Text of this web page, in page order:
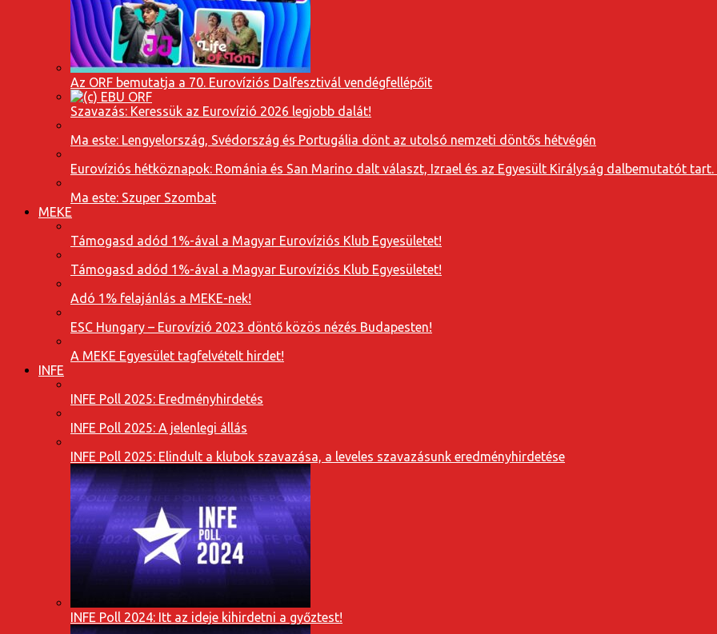
Az ORF bemutatja a 70. Eurovíziós Dalfesztivál vendégfellépőit
Szavazás: Keressük az Eurovízió 2026 legjobb dalát!
Ma este: Lengyelország, Svédország és Portugália dönt az utolsó nemzeti döntős hétvégén
Eurovíziós hétköznapok: Románia és San Marino dalt választ, Izrael és az Egyesült Királyság dalbemutatót tart.
Ma este: Szuper Szombat
MEKE
Támogasd adód 1%-ával a Magyar Eurovíziós Klub Egyesületet!
Támogasd adód 1%-ával a Magyar Eurovíziós Klub Egyesületet!
Adó 1% felajánlás a MEKE-nek!
ESC Hungary – Eurovízió 2023 döntő közös nézés Budapesten!
A MEKE Egyesület tagfelvételt hirdet!
INFE
INFE Poll 2025: Eredményhirdetés
INFE Poll 2025: A jelenlegi állás
INFE Poll 2025: Elindult a klubok szavazása, a leveles szavazásunk eredményhirdetése
INFE Poll 2024: Itt az ideje kihirdetni a győztest!